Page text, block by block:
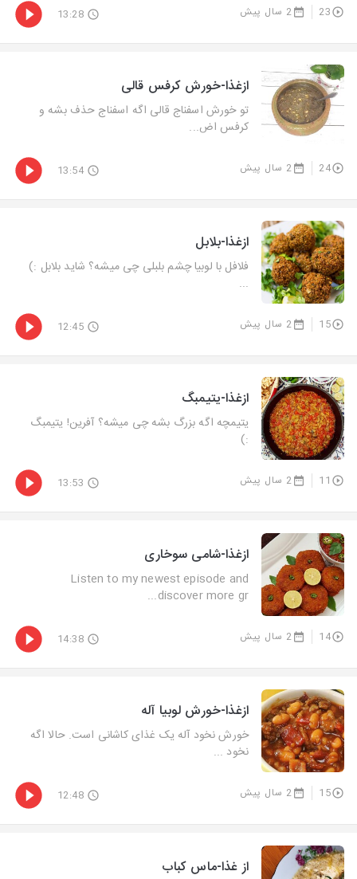
23 2 سال پیش 13:28
ازغذا-خورش کرفس قالی
تو خورش اسفناج قالی اگه اسفناج حذف بشه و
کرفس اض...
24 2 سال پیش 13:54
ازغذا-بلابل
فلافل با لوبیا چشم بلبلی چی میشه؟ شاید بلابل :)
...
15 2 سال پیش 12:45
ازغذا-یتیمبگ
یتیمچه اگه بزرگ بشه چی میشه؟ آفرین! یتیمبگ
:)
11 2 سال پیش 13:53
ازغذا-شامی سوخاری
Listen to my newest episode and
discover more gr...
14 2 سال پیش 14:38
ازغذا-خورش لوبیا آله
خورش نخود آله یک غذای کاشانی است. حالا اگه
نخود ...
15 2 سال پیش 12:48
از غذا-ماس کباب